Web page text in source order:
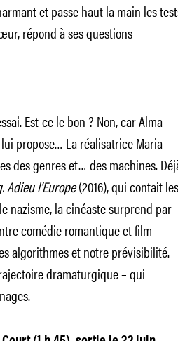
et passe haut la main les
répond à ses questions
Est-ce le bon ? Non, car Alma
propose… La réalisatrice Maria
des genres et… des machines.
Adieu l’Europe(2016), qui contait les
nazisme, la cinéaste surprend par
comédie romantique et film
algorithmes et notre prévisibilité.
dramaturgique – qui